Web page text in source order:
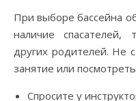
При выборе бассейна
наличие
других родителей. Не
занятие или
Спросите у